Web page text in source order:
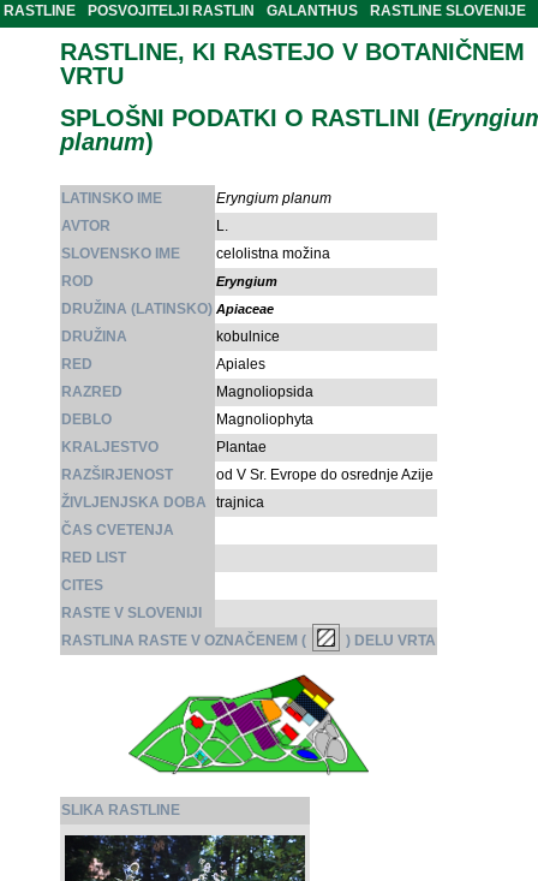
RASTLINE
POSVOJITELJI RASTLIN GALANTHUS RASTLINE SLOVENIJE
RASTLINE, KI RASTEJO V BOTANIČNEM
VRTU
SPLOŠNI PODATKI O RASTLINI (
planum)
LATINSKO IME
Eryngium planum
AVTOR
L.
SLOVENSKO IME
celolistna možina
ROD
Eryngium
DRUŽINA (LATINSKO) Apiaceae
DRUŽINA
kobulnice
RED
Apiales
RAZRED
Magnoliopsida
DEBLO
Magnoliophyta
KRALJESTVO
Plantae
RAZŠIRJENOST
od V Sr. Evrope do osrednje Azije
ŽIVLJENJSKA DOBA
trajnica
ČAS CVETENJA
RED LIST
CITES
RASTE V SLOVENIJI
RASTLINA RASTE V OZNAČENEM (
) DELU VRTA
SLIKA RASTLINE